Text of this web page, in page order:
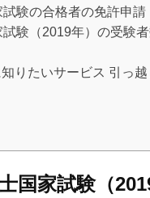
験の合格者の免許申請
験（2019年）の受験
りたいサービス 引っ
国家試験（